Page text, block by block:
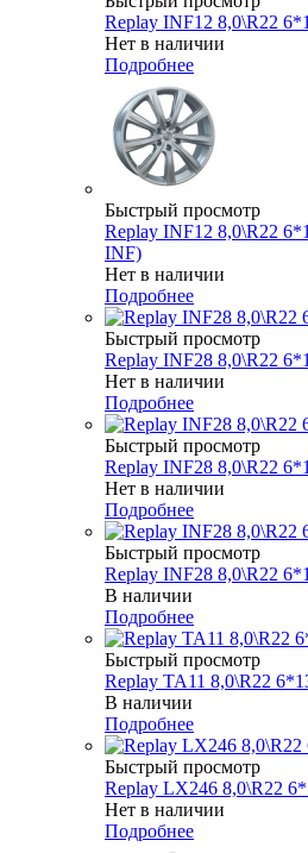
Replay INF12 8,0\R22
Нет в наличии
Подробнее
Быстрый просмотр
Replay INF12 8,0\R22
INF)
Нет в наличии
Подробнее
Быстрый просмотр
Replay INF28 8,0\R22
Нет в наличии
Подробнее
Быстрый просмотр
Replay INF28 8,0\R22
Нет в наличии
Подробнее
Быстрый просмотр
Replay INF28 8,0\R22
В наличии
Подробнее
Быстрый просмотр
Replay TA11 8,0\R22
В наличии
Подробнее
Быстрый просмотр
Replay LX246 8,0\R22
Нет в наличии
Подробнее